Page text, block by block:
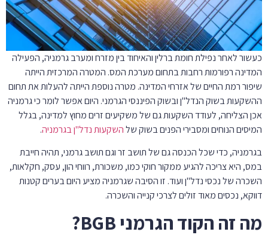
כעשור לאחר נפילת חומת ברלין והאיחוד בין מזרח ומערב גרמניה, הפעילה
המדינה רפורמות רחבות בתחום מערכת המס. המטרה המרכזית הייתה
שיפור רמת החיים של אזרחי המדינה. מטרה נוספת הייתה להעלות את תחום
ההשקעות בשוק הנדל"ן ובשוק הפיננסי הגרמני. היום אפשר לומר כי גרמניה
אכן הצליחה, לעודד השקעות גם של משקיעים זרים מחוץ למדינה, בגלל
המיסים הנוחים ומסבירי הפנים בשוק שלהשקעות נדל"ן בגרמניה.
בגרמניה, כדי שכל הכנסה גם של תושב זר וגם תושב גרמני, תהיה חייבת
במס, היא צריכה להגיע ממקור חוקי כמו, משכורת, רווחי הון, עסק, חקלאות,
השכרה של נכסי נדל"ן ועוד. זו הסיבה שגרמניה מציע היום בערים קטנות
דווקא, נכסים מאוד זולים לצרכי קנייה והשכרה.
מה זה הקוד הגרמניBGB
?